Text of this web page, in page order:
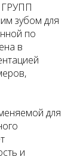
ГРУПП
зубом для
по
в
для
и